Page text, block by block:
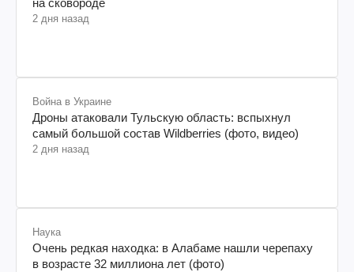
2 дня назад
Война в Украине
Дроны атаковали Тульскую область: вспыхнул
самый большой состав Wildberries (фото, видео)
2 дня назад
Наука
Очень редкая находка: в Алабаме нашли черепаху
в возрасте 32 миллиона лет (фото)